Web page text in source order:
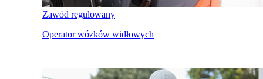
Zawód regulowany
Operator wózków widłowych